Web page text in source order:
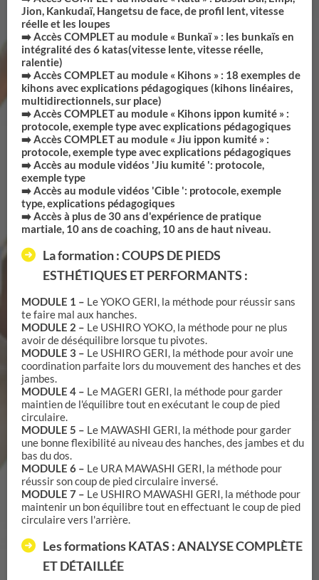
Jion, Kankudaï, Hangetsu de face, de profil lent, vitesse
réelle et les loupes
➡️ Accès COMPLET au module « Bunkaï » : les bunkaïs en
intégralité des 6 katas(vitesse lente, vitesse réelle,
ralentie)
➡️ Accès COMPLET au module « Kihons » : 18 exemples de
kihons avec explications pédagogiques (kihons linéaires,
multidirectionnels, sur place)
➡️ Accès COMPLET au module « Kihons ippon kumité » :
protocole, exemple type avec explications pédagogiques
➡️ Accès COMPLET au module « Jiu ippon kumité » :
protocole, exemple type avec explications pédagogiques
➡️ Accès au module vidéos 'Jiu kumité ': protocole,
exemple type
➡️ Accès au module vidéos 'Cible ': protocole, exemple
type, explications pédagogiques
➡️ Accès à plus de 30 ans d'expérience de pratique
martiale, 10 ans de coaching, 10 ans de haut niveau.
La formation : COUPS DE PIEDS
ESTHÉTIQUES ET PERFORMANTS :
MODULE 1 – Le YOKO GERI, la méthode pour réussir sans
te faire mal aux hanches.
MODULE 2 – Le USHIRO YOKO, la méthode pour ne plus
avoir de déséquilibre lorsque tu pivotes.
MODULE 3 – Le USHIRO GERI, la méthode pour avoir une
coordination parfaite lors du mouvement des hanches et des
jambes.
MODULE 4 – Le MAGERI GERI, la méthode pour garder
maintien de l'équilibre tout en exécutant le coup de pied
circulaire.
MODULE 5 – Le MAWASHI GERI, la méthode pour garder
une bonne flexibilité au niveau des hanches, des jambes et du
bas du dos.
MODULE 6 – Le URA MAWASHI GERI, la méthode pour
réussir son coup de pied circulaire inversé.
MODULE 7 – Le USHIRO MAWASHI GERI, la méthode pour
maintenir un bon équilibre tout en effectuant le coup de pied
circulaire vers l'arrière.
Les formations KATAS : ANALYSE COMPLÈTE
ET DÉTAILLÉE